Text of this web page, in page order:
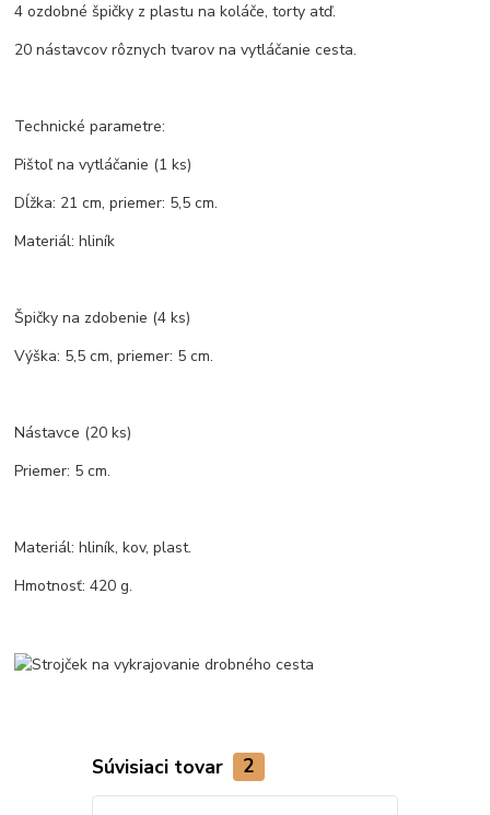
4 ozdobné špičky z plastu na koláče, torty atď.
20 nástavcov rôznych tvarov na vytláčanie cesta.
Technické parametre:
Pištoľ na vytláčanie (1 ks)
Dĺžka: 21 cm, priemer: 5,5 cm.
Materiál: hliník
Špičky na zdobenie (4 ks)
Výška: 5,5 cm, priemer: 5 cm.
Nástavce (20 ks)
Priemer: 5 cm.
Materiál: hliník, kov, plast.
Hmotnosť: 420 g.
Súvisiaci tovar 2